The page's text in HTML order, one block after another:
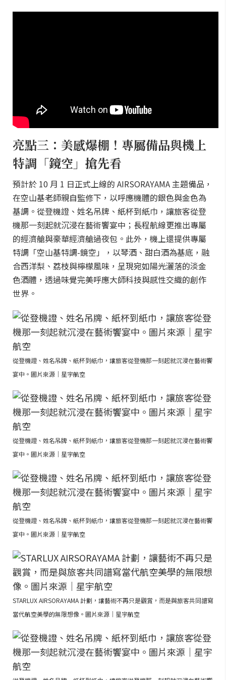
亮點三：美感爆棚！專屬備品與機上
特調「鏡空」搶先看
預計於 10 月 1 日正式上線的 AIRSORAYAMA 主題備品，
在空山基老師親自監修下，以呼應機體的銀色與金色為
基調。從登機證、姓名吊牌、紙杯到紙巾，讓旅客從登
機那一刻起就沉浸在藝術饗宴中；長程航線更推出專屬
的經濟艙與豪華經濟艙過夜包。此外，機上還提供專屬
特調「空山基特調-鏡空」，以琴酒、甜白酒為基底，融
合西洋梨、荔枝與檸檬風味，呈現宛如陽光灑落的淡金
色酒體，透過味覺完美呼應大師科技與感性交織的創作
世界。
從登機證、姓名吊牌、紙杯到紙巾，讓旅客從登機那一刻起就沉浸在藝術饗
宴中。圖片來源｜星宇航空
從登機證、姓名吊牌、紙杯到紙巾，讓旅客從登機那一刻起就沉浸在藝術饗
宴中。圖片來源｜星宇航空
從登機證、姓名吊牌、紙杯到紙巾，讓旅客從登機那一刻起就沉浸在藝術饗
宴中。圖片來源｜星宇航空
STARLUX AIRSORAYAMA 計劃，讓藝術不再只是觀賞，而是與旅客共同譜寫
當代航空美學的無限想像。圖片來源｜星宇航空